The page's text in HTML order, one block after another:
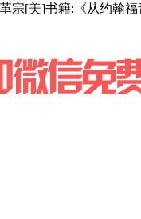
[美]书籍:《从约翰